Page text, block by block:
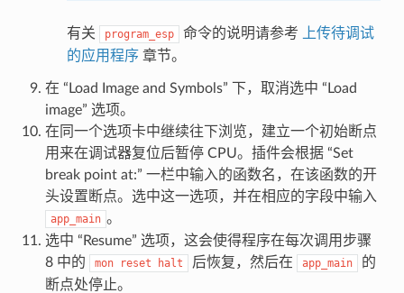
有关 program_esp 命令的说明请参考
上传待调试
的应用程序 章节。
在 “Load Image and Symbols” 下，取消选中 “Load
image” 选项。
在同一个选项卡中继续往下浏览，建立一个初始断点
用来在调试器复位后暂停 CPU。插件会根据 “Set
break point at:” 一栏中输入的函数名，在该函数的开
头设置断点。选中这一选项，并在相应的字段中输入
app_main 。
选中 “Resume” 选项，这会使得程序在每次调用步骤
8 中的
mon reset halt 后恢复，然后在 app_main
的
断点处停止。